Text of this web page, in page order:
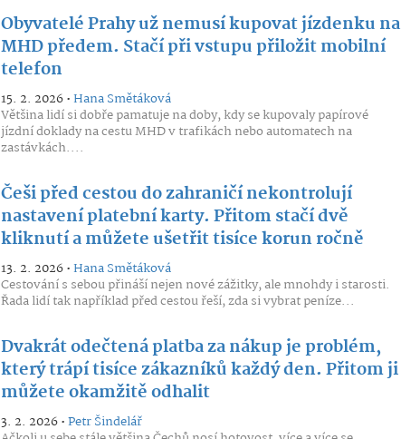
Obyvatelé Prahy už nemusí kupovat jízdenku na
MHD předem. Stačí při vstupu přiložit mobilní
telefon
15. 2. 2026 •Hana Smětáková
Většina lidí si dobře pamatuje na doby, kdy se kupovaly papírové
jízdní doklady na cestu MHD v trafikách nebo automatech na
zastávkách....
Češi před cestou do zahraničí nekontrolují
nastavení platební karty. Přitom stačí dvě
kliknutí a můžete ušetřit tisíce korun ročně
13. 2. 2026 •Hana Smětáková
Cestování s sebou přináší nejen nové zážitky, ale mnohdy i starosti.
Řada lidí tak například před cestou řeší, zda si vybrat peníze...
Dvakrát odečtená platba za nákup je problém,
který trápí tisíce zákazníků každý den. Přitom ji
můžete okamžitě odhalit
3. 2. 2026 •Petr Šindelář